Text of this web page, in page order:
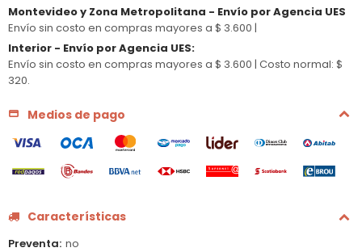
Montevideo y Zona Metropolitana - Envío por Agencia UES
Envío sin costo en compras mayores a $ 3.600 |
Interior - Envío por Agencia UES:
Envío sin costo en compras mayores a $ 3.600 | Costo normal: $
320.
Medios de pago
Características
Preventa no